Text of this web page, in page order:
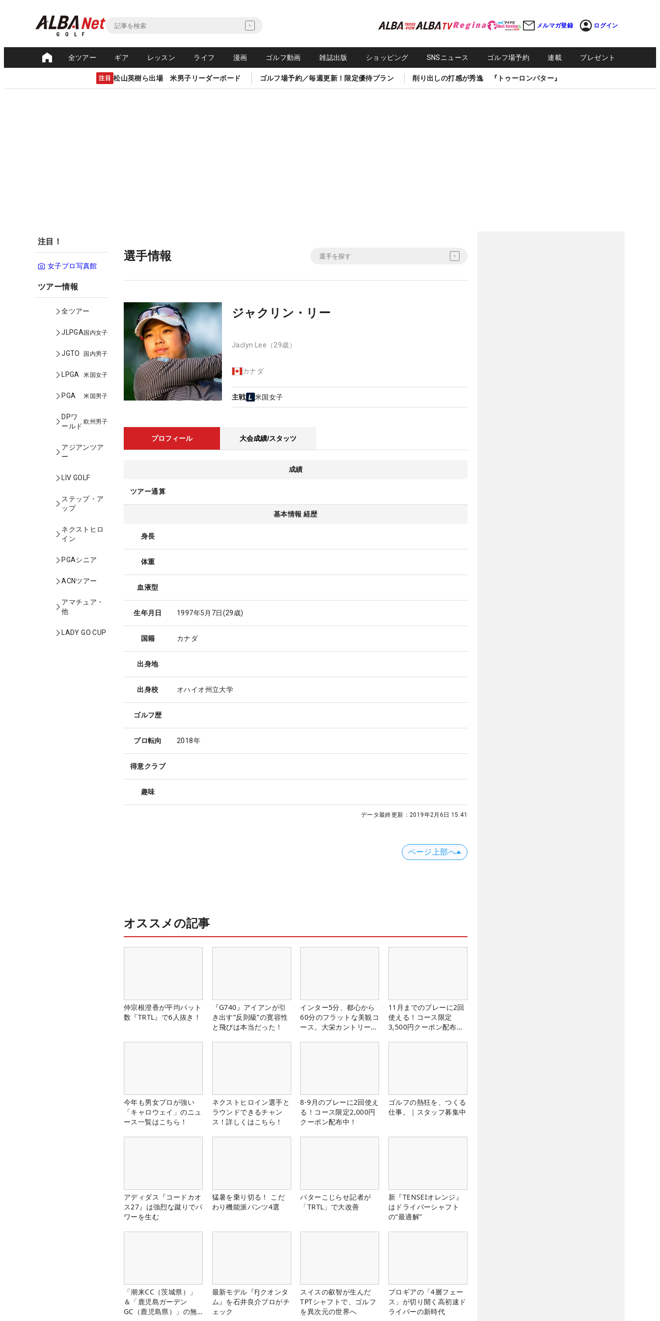
メルマガ登録 ログイン
全ツアー ギア レッスン ライフ 漫画 ゴルフ動画 雑誌出版 ショッピング SNSニュース ゴルフ場予約 連載 プレゼント
注目 松山英樹ら出場 米男子リーダーボード ゴルフ場予約／毎週更新！限定優待プラン 削り出しの打感が秀逸 『トゥーロンパター』
注目！
女子プロ写真館
ツアー情報
全ツアー
JLPGA国内女子
JGTO 国内男子
LPGA 米国女子
PGA 米国男子
DPワ
ールド
欧州男子
アジアンツア
ー
LIV GOLF
ステップ・ア
ップ
ネクストヒロ
イン
PGAシニア
ACNツアー
アマチュア・
他
LADY GO CUP
選手情報
ジャクリン・リー
Jaclyn Lee （29歳）
カナダ
主戦 米国女子
プロフィール 大会成績/スタッツ
成績
ツアー通算
基本情報 経歴
身長
体重
血液型
生年月日 1997年5月7日(29歳)
国籍 カナダ
出身地
出身校 オハイオ州立大学
ゴルフ歴
プロ転向 2018年
得意クラブ
趣味
データ最終更新： 2019年2月6日 15:41
ページ上部へ
オススメの記事
仲宗根澄香が平均パット
数『TRTL』で6人抜き！
『G740』アイアンが引
き出す“反則級”の寛容性
と飛びは本当だった！
インター5分、都心から
60分のフラットな美観コ
ース。大栄カントリー俱
11月までのプレーに2回
使える！コース限定
3,500円クーポン配布
今年も男女プロが強い
「キャロウェイ」のニュ
ース一覧はこちら！
ネクストヒロイン選手と
ラウンドできるチャン
ス！詳しくはこちら！
8-9月のプレーに2回使え
る！コース限定2,000円
クーポン配布中！
ゴルフの熱狂を、つくる
仕事。｜スタッフ募集中
アディダス『コードカオ
ス27』は強烈な蹴りでパ
ワーを生む
猛暑を乗り切る！ こだ
わり機能派パンツ4選
パターこじらせ記者が
「TRTL」で大改善
新『TENSEIオレンジ』
はドライバーシャフト
の“最適解”
「潮来CC（茨城県）」
＆「鹿児島ガーデン
GC（鹿児島県）」の無
最新モデル『FJクオンタ
ム』を石井良介プロがチ
ェック
スイスの叡智が生んだ
TPTシャフトで、ゴルフ
を異次元の世界へ
プロギアの「4層フェー
ス」が切り開く高初速ド
ライバーの新時代